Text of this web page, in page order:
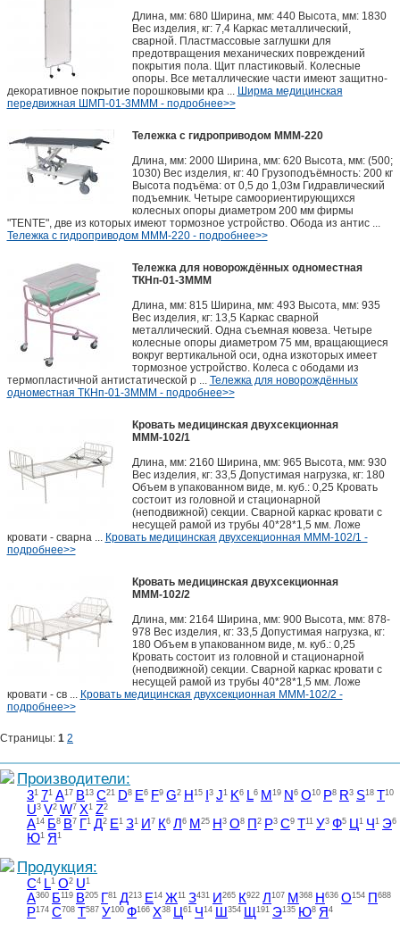
Длина, мм: 680 Ширина, мм: 440 Высота, мм: 1830
Вес изделия, кг: 7,4 Каркас металлический,
сварной. Пластмассовые заглушки для
предотвращения механических повреждений
покрытия пола. Щит пластиковый. Колесные
опоры. Все металлические части имеют защитно-
декоративное покрытие порошковыми кра ... Ширма медицинская
передвижная ШМП-01-3МММ - подробнее>>
Тележка с гидроприводом МММ-220
Длина, мм: 2000 Ширина, мм: 620 Высота, мм: (500;
1030) Вес изделия, кг: 40 Грузоподъёмность: 200 кг
Высота подъёма: от 0,5 до 1,03м Гидравлический
подъемник. Четыре самоориентирующихся
колесных опоры диаметром 200 мм фирмы
"TENTE", две из которых имеют тормозное устройство. Обода из антис ...
Тележка с гидроприводом МММ-220 - подробнее>>
Тележка для новорождённых одноместная
ТКНп-01-3МММ
Длина, мм: 815 Ширина, мм: 493 Высота, мм: 935
Вес изделия, кг: 13,5 Каркас сварной
металлический. Одна съемная кювеза. Четыре
колесные опоры диаметром 75 мм, вращающиеся
вокруг вертикальной оси, одна изкоторых имеет
тормозное устройство. Колеса с ободами из
термопластичной антистатической р ... Тележка для новорождённых
одноместная ТКНп-01-3МММ - подробнее>>
Кровать медицинская двухсекционная
МММ-102/1
Длина, мм: 2160 Ширина, мм: 965 Высота, мм: 930
Вес изделия, кг: 33,5 Допустимая нагрузка, кг: 180
Объем в упакованном виде, м. куб.: 0,25 Кровать
состоит из головной и стационарной
(неподвижной) секции. Сварной каркас кровати с
несущей рамой из трубы 40*28*1,5 мм. Ложе
кровати - сварна ... Кровать медицинская двухсекционная МММ-102/1 -
подробнее>>
Кровать медицинская двухсекционная
МММ-102/2
Длина, мм: 2164 Ширина, мм: 900 Высота, мм: 878-
978 Вес изделия, кг: 33,5 Допустимая нагрузка, кг:
180 Объем в упакованном виде, м. куб.: 0,25
Кровать состоит из головной и стационарной
(неподвижной) секции. Сварной каркас кровати с
несущей рамой из трубы 40*28*1,5 мм. Ложе
кровати - св ... Кровать медицинская двухсекционная МММ-102/2 -
подробнее>>
Страницы: 1 2
Производители:
31 71 A17 B13 C21 D8 E6 F9 G2 H 15 3 J1 K6 L6 M 19 N 6 O10 P8 R3 S18 T10
U3 V2 W7 X1 Z2
А14 Б8 В7 Г1 Д2 Е1 З1 И 7 К6 Л 6 М 25 Н 3 О8 П 2 Р3 С9 Т11 У3 Ф5 Ц 1 Ч 1 Э6
Ю1 Я 1
Продукция:
C4 L1 O2 U1
А360 Б119 В205 Г81 Д213 Е14 Ж11 З431 И 265 К922 Л 107 М 368 Н 636 О154 П 688
Р174 С708 Т587 У100 Ф166 Х38 Ц 61 Ч 14 Ш 354 Щ 191 Э135 Ю8 Я 4